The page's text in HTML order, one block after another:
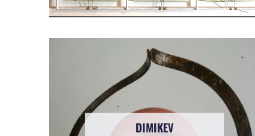
DIMIKEV